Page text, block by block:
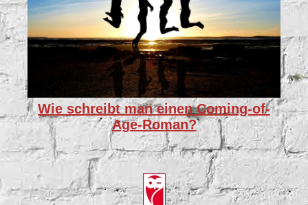
Wie schreibt man einen Coming-of-
Age-Roman?